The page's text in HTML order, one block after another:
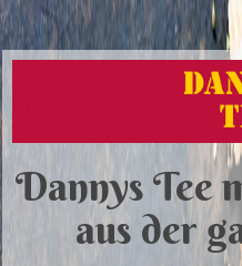
Dannys Tee
aus der